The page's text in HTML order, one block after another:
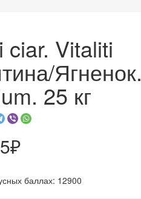
ciar. Vitaliti
Ягненок.
25 кг
баллах: 12900